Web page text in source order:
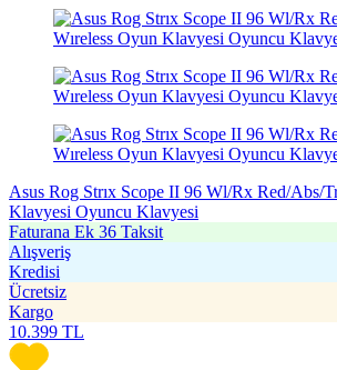
Asus Rog Strıx Scope II 96 Wl/Rx Red/Abs/
Klavyesi Oyuncu Klavyesi
Faturana Ek 36 Taksit
Alışveriş
Kredisi
Ücretsiz
Kargo
10.399 TL